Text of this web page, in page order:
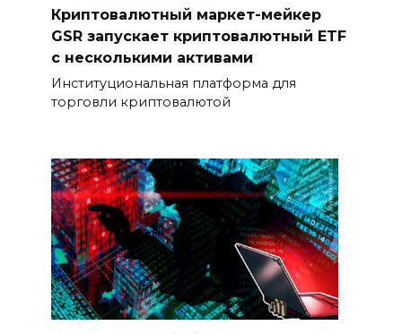
Криптовалютный маркет-мейкер
GSR запускает криптовалютный ETF
с несколькими активами
Институциональная платформа для
торговли криптовалютой